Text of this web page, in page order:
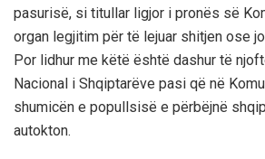
pasurisë, si titullar ligjor i pronës së
organ legjitim për të lejuar shitjen ose
Por lidhur me këtë është dashur të
Nacional i Shqiptarëve pasi që në
shumicën e popullsisë e përbëjnë
autokton.